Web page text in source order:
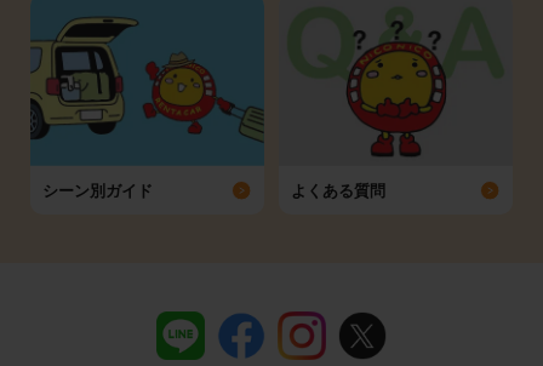
シーン別ガイド よくある質問